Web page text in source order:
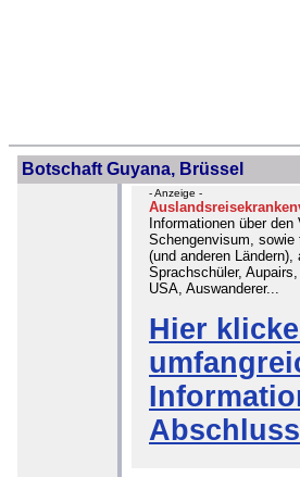
Botschaft Guyana, Brüssel
- Anzeige -
Informationen über
Schengenvisum,
(und anderen
Sprachschüler,
USA, Auswanderer...
Hier
Abschluss